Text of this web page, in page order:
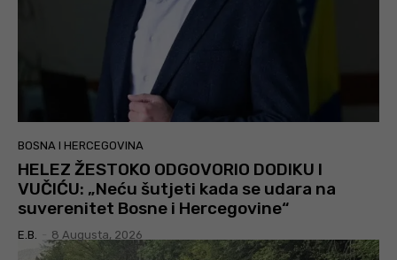
BOSNA I HERCEGOVINA
HELEZ ŽESTOKO ODGOVORIO DODIKU I
VUČIĆU: „Neću šutjeti kada se udara na
suverenitet Bosne i Hercegovine“
E.B. 8 Augusta, 2026